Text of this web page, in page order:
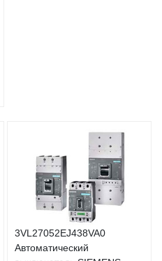
3VL27052EJ438VA0
Автоматический